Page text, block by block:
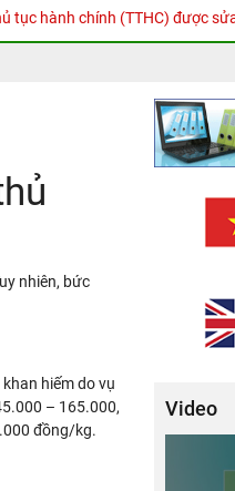
chính (TTHC) được sửa đổi,
nhiên, bức
hiếm do vụ
– 165.000,
đồng/kg.
Video